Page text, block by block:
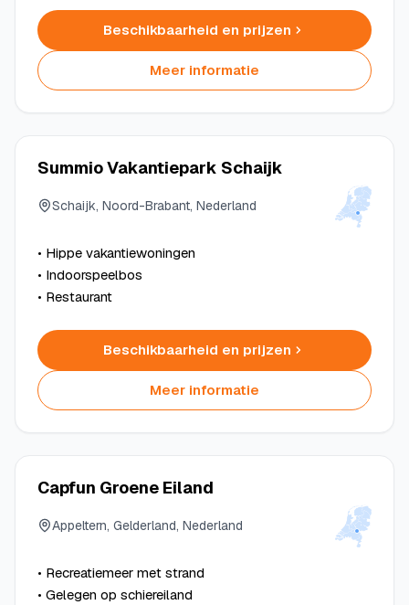
Beschikbaarheid en prijzen
Meer informatie
Summio Vakantiepark Schaijk
Schaijk, Noord-Brabant, Nederland
• Hippe vakantiewoningen
• Indoorspeelbos
• Restaurant
Beschikbaarheid en prijzen
Meer informatie
Capfun Groene Eiland
Appeltern, Gelderland, Nederland
• Recreatiemeer met strand
• Gelegen op schiereiland